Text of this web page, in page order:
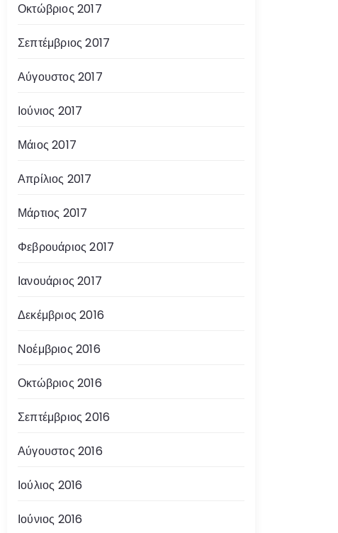
Οκτώβριος 2017
Σεπτέμβριος 2017
Αύγουστος 2017
Ιούνιος 2017
Μάιος 2017
Απρίλιος 2017
Μάρτιος 2017
Φεβρουάριος 2017
Ιανουάριος 2017
Δεκέμβριος 2016
Νοέμβριος 2016
Οκτώβριος 2016
Σεπτέμβριος 2016
Αύγουστος 2016
Ιούλιος 2016
Ιούνιος 2016